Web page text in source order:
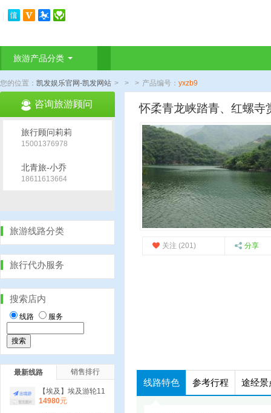
旅游产品分类
您的位置： 凯发娱乐官网-凯发网站 > > > 产品编号： yxzb9
怀柔青龙峡踏青、红螺寺
关注 (201) 分享
线路特色 参考行程 途经景
咨询旅游顾问
旅行顾问莉莉
15001376978
北青旅-小乔
18611613664
旅游线路分类
旅行代办服务
搜索店内
线路 服务
最新线路 销售排行
【埃及】埃及游轮11
日 尼罗河游轮 红海
14980元